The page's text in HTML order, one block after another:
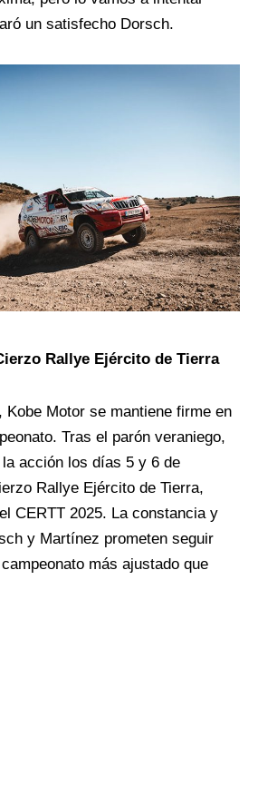
un satisfecho Dorsch.
Rallye Ejército de Tierra
Kobe Motor se mantiene firme en
Tras el parón veraniego,
acción los días 5 y 6 de
Rallye Ejército de Tierra,
CERTT 2025. La constancia y
y Martínez prometen seguir
más ajustado que